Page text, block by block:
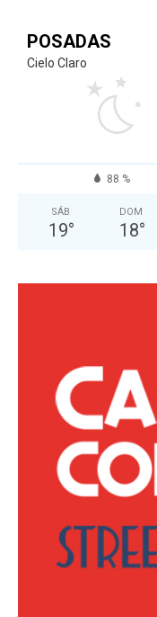
POSADAS
Cielo Claro
88 %
SÁB
19°
DOM
18°